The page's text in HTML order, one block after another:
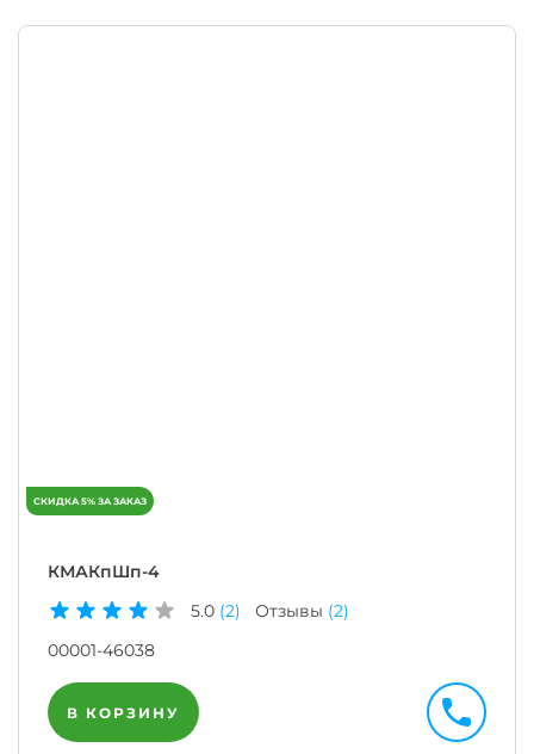
КМАКпШп-4
5.0 (2) Отзывы (2)
00001-46038
В КОРЗИНУ